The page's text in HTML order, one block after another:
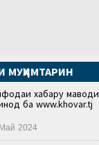
МУҲИМТАРИН
хабару маводи
ба www.khovar.tj
2024